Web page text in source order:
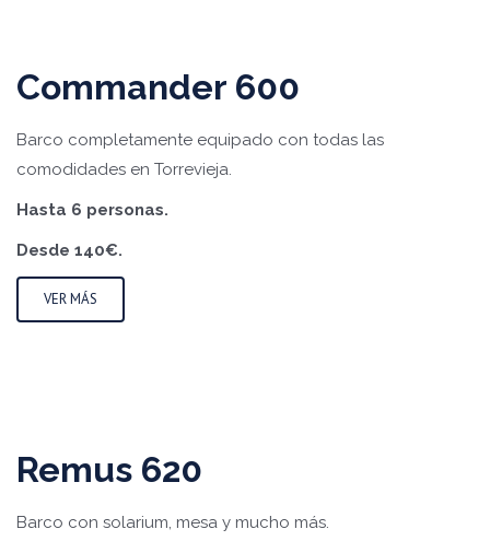
Commander 600
Barco completamente equipado con todas las
comodidades en Torrevieja.
Hasta 6 personas.
Desde 140€.
VER MÁS
Remus 620
Barco con solarium, mesa y mucho más.